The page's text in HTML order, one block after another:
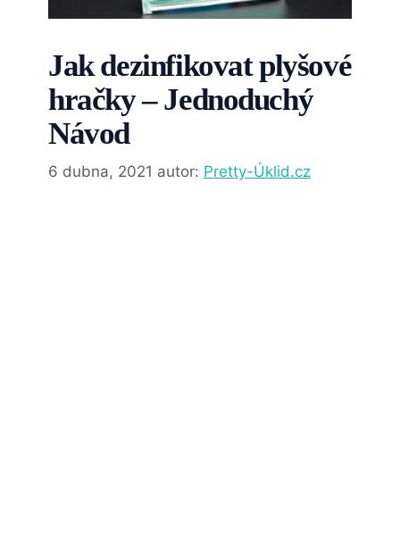
Jak dezinfikovat plyšové
hračky – Jednoduchý
Návod
6 dubna, 2021 autor: Pretty-Úklid.cz